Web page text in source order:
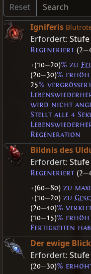
Reset
Igniferis
Erfordert: Stufe
Regeneriert (2—
+(10—20)% zu
(20—30)%
25%
wird nicht
Stellt alle 4
Regeneration
Bildnis des
Erfordert: Stufe
Regeneriert (2—
+(60—80) zu
+(10—20) zu
(20—40)%
(10—15)%
Fertigkeiten
Der ewige Blick
Erfordert: Stufe
(20—30)%